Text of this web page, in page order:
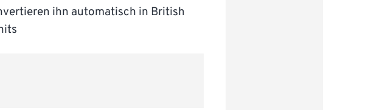
ihn automatisch in British